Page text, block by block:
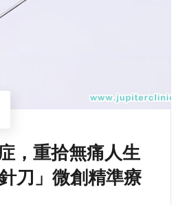
，重拾無痛人生
刀」微創精準療